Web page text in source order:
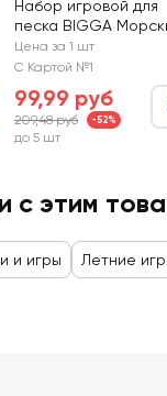
Набор игровой для
песка BIGGA
обитатели,
Цена за 1 шт
С Картой №1
99,99 руб
209,48 руб -52%
до 5 шт
с этим
и игры Летние